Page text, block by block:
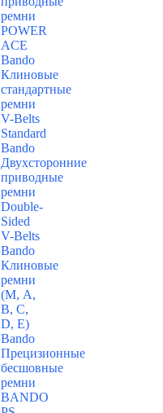
ремни
POWER
ACE
Bando
Клиновые
стандартные
ремни
V-Belts
Standard
Bando
Двухсторонние
приводные
ремни
Double-
Sided
V-Belts
Bando
Клиновые
ремни
(М, A,
B, C,
D, Е)
Bando
Прецизионные
бесшовные
ремни
BANDO